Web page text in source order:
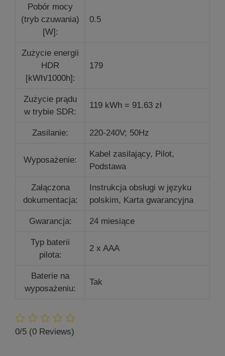
Pobór mocy
(tryb czuwania)
[W]:
0.5
Zużycie energii
HDR
[kWh/1000h]:
179
Zużycie prądu
w trybie SDR:
119 kWh = 91.63 zł
Zasilanie: 220-240V; 50Hz
Wyposażenie:
Kabel zasilający, Pilot,
Podstawa
Załączona
dokumentacja:
Instrukcja obsługi w języku
polskim, Karta gwarancyjna
Gwarancja: 24 miesiące
Typ baterii
pilota:
2 x AAA
Baterie na
wyposażeniu:
Tak
0/5 (0 Reviews)